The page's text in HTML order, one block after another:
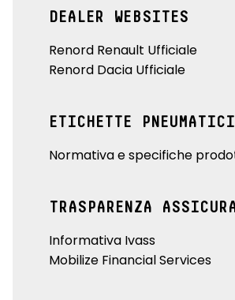
DEALER WEBSITES
Renord Renault Ufficiale
Renord Dacia Ufficiale
ETICHETTE PNEUMATICI
Normativa e specifiche
TRASPARENZA
Informativa Ivass
Mobilize Financial Services